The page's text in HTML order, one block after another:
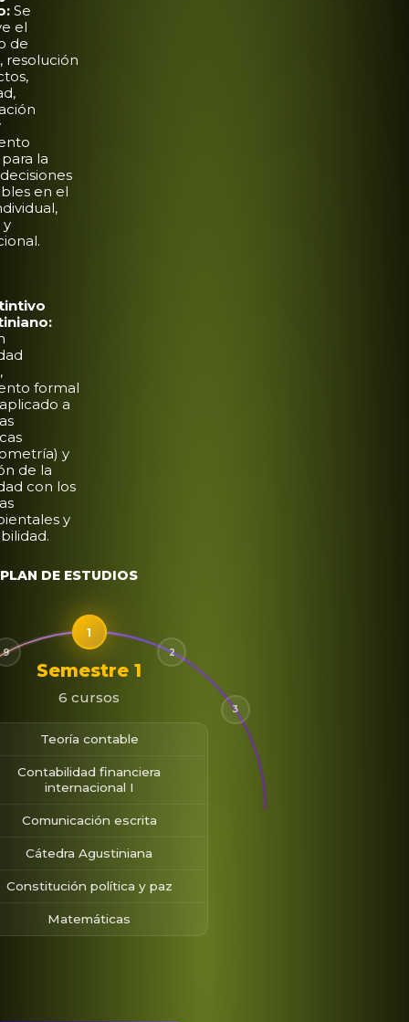
Se
el
de
resolución
la
en el
y
formal
a
y
de la
con los
y
PLAN DE ESTUDIOS
Semestre 1
6 cursos
Teoría contable
Contabilidad financiera
internacional I
Comunicación escrita
Cátedra Agustiniana
Constitución política y paz
Matemáticas
1
2
3
9